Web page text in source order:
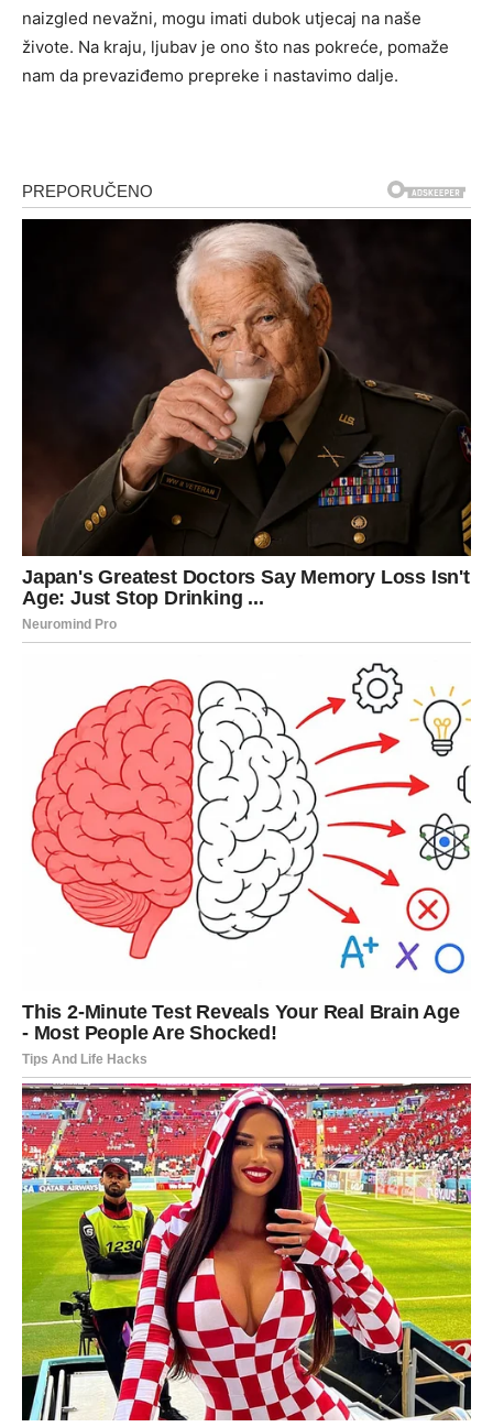
naizgled nevažni, mogu imati dubok utjecaj na naše
živote. Na kraju, ljubav je ono što nas pokreće, pomaže
nam da prevaziđemo prepreke i nastavimo dalje.